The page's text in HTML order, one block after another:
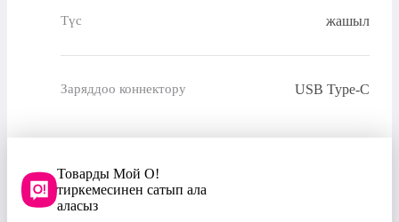
Түс жашыл
Заряддоо коннектору USB Type-C
Товарды Мой О!
тиркемесинен сатып ала
аласыз